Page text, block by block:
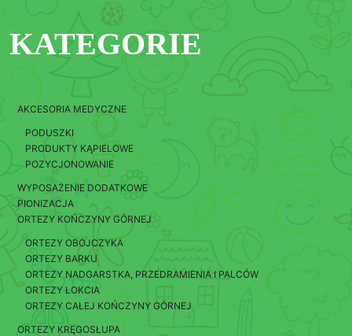
KATEGORIE
AKCESORIA MEDYCZNE
PODUSZKI
PRODUKTY KĄPIELOWE
POZYCJONOWANIE
WYPOSAŻENIE DODATKOWE
PIONIZACJA
ORTEZY KOŃCZYNY GÓRNEJ
ORTEZY OBOJCZYKA
ORTEZY BARKU
ORTEZY NADGARSTKA, PRZEDRAMIENIA I PALCÓW
ORTEZY ŁOKCIA
ORTEZY CAŁEJ KOŃCZYNY GÓRNEJ
ORTEZY KRĘGOSŁUPA